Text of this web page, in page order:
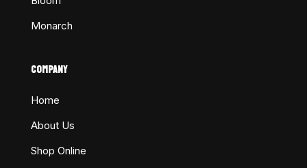
Monarch
COMPANY
Home
About Us
Shop Online